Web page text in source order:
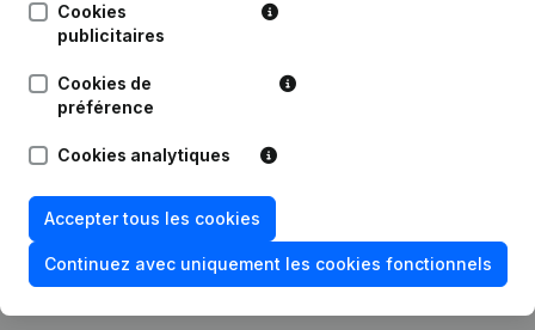
Succursale, etc...)
Cookies
publicitaires
Cookies de
préférence
Cookies analytiques
Accepter tous les cookies
Continuez avec uniquement les cookies fonctionnels